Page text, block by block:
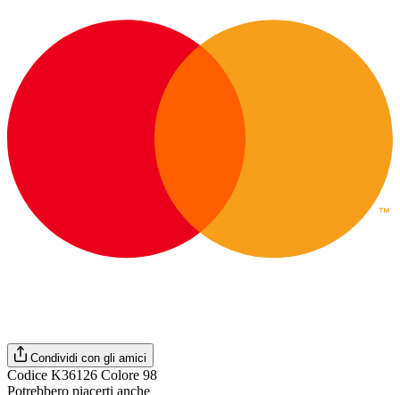
Condividi con gli amici
Codice K36126 Colore 98
Potrebbero piacerti anche